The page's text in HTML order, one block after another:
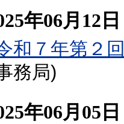
年06月12日
和７年第２
務局)
年06月05日